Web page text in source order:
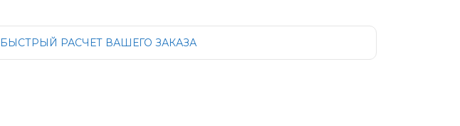
БЫСТРЫЙ РАСЧЕТ ВАШЕГО ЗАКАЗА